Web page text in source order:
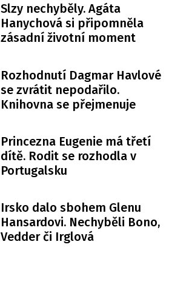
Slzy nechyběly. Agáta
Hanychová si připomněla
zásadní životní moment
Rozhodnutí Dagmar Havlové
se zvrátit nepodařilo.
Knihovna se přejmenuje
Princezna Eugenie má třetí
dítě. Rodit se rozhodla v
Portugalsku
Irsko dalo sbohem Glenu
Hansardovi. Nechyběli Bono,
Vedder či Irglová